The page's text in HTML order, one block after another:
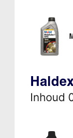
Inhoud